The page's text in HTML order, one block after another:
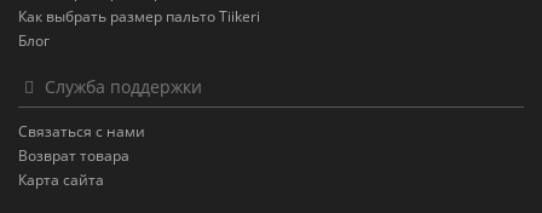
Как выбрать размер пальто Tiikeri
Блог
Служба поддержки
Связаться с нами
Возврат товара
Карта сайта